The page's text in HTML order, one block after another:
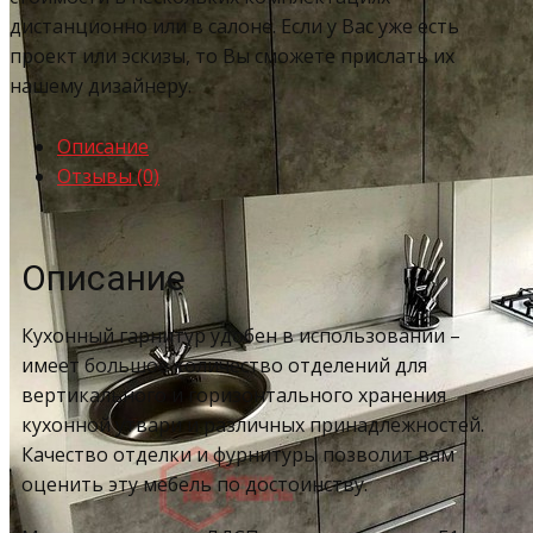
дистанционно или в салоне. Если у Вас уже есть
проект или эскизы, то Вы сможете прислать их
нашему дизайнеру.
Описание
Отзывы (0)
Описание
Кухонный гарнитур удобен в использовании –
имеет большое количество отделений для
вертикального и горизонтального хранения
кухонной утвари и различных принадлежностей.
Качество отделки и фурнитуры позволит вам
оценить эту мебель по достоинству.